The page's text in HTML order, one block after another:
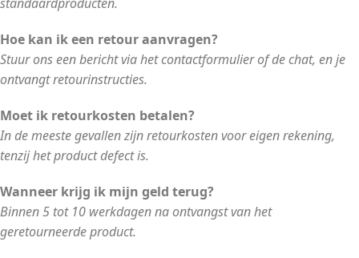
standaardproducten.
Hoe kan ik een retour aanvragen?
Stuur ons een bericht via het contactformulier of de chat, en je
ontvangt retourinstructies.
Moet ik retourkosten betalen?
In de meeste gevallen zijn retourkosten voor eigen rekening,
tenzij het product defect is.
Wanneer krijg ik mijn geld terug?
Binnen 5 tot 10 werkdagen na ontvangst van het
geretourneerde product.